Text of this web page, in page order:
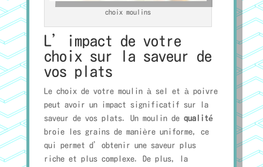
choix moulins
L’impact de votre
choix sur la saveur de
vos plats
Le choix de votre moulin à sel et à poivre
peut avoir un impact significatif sur la
saveur de vos plats. Un moulin de qualité
broie les grains de manière uniforme, ce
qui permet d’obtenir une saveur plus
riche et plus complexe. De plus, la